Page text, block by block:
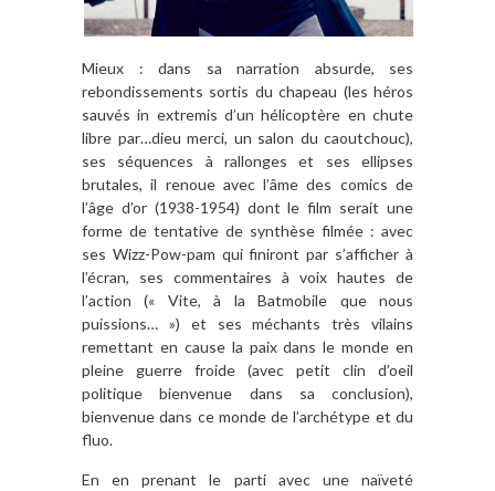
Mieux : dans sa narration absurde, ses
rebondissements sortis du chapeau (les héros
sauvés in extremis d’un hélicoptère en chute
libre par…dieu merci, un salon du caoutchouc),
ses séquences à rallonges et ses ellipses
brutales, il renoue avec l’âme des comics de
l’âge d’or (1938-1954) dont le film serait une
forme de tentative de synthèse filmée : avec
ses Wizz-Pow-pam qui finiront par s’afficher à
l’écran, ses commentaires à voix hautes de
l’action (« Vite, à la Batmobile que nous
puissions… ») et ses méchants très vilains
remettant en cause la paix dans le monde en
pleine guerre froide (avec petit clin d’oeil
politique bienvenue dans sa conclusion),
bienvenue dans ce monde de l’archétype et du
fluo.
En en prenant le parti avec une naïveté